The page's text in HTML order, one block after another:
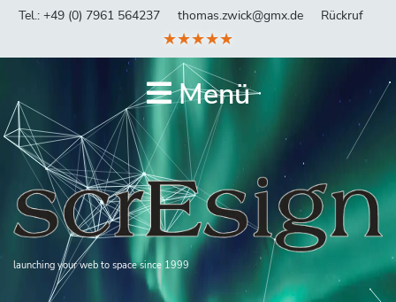
Tel.: +49 (0) 7961 564237 thomas.zwick@gmx.de Rückruf
★★★★★
Menü
launching your web to space since 1999